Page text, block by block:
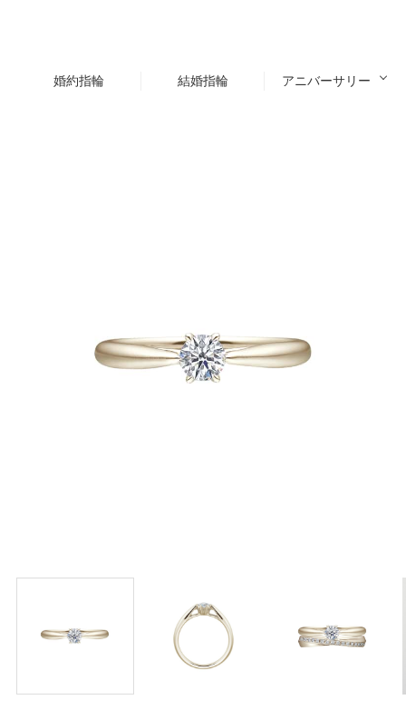
婚約指輪 結婚指輪 アニバーサリー